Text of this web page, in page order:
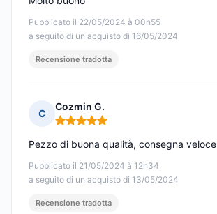
Pubblicato il 22/05/2024 à 00h55
a seguito di un acquisto di 16/05/2024
Recensione tradotta
C
Cozmin G.
Nota: 5 su 5
Pubblicato il 21/05/2024 à 12h34
a seguito di un acquisto di 13/05/2024
Pezzo di buona qualità, consegna veloce
Recensione tradotta